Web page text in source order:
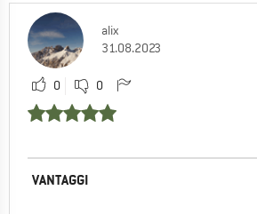
alix
31.08.2023
0 0
VANTAGGI